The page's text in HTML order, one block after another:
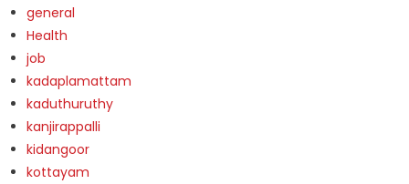
general
Health
job
kadaplamattam
kaduthuruthy
kanjirappalli
kidangoor
kottayam